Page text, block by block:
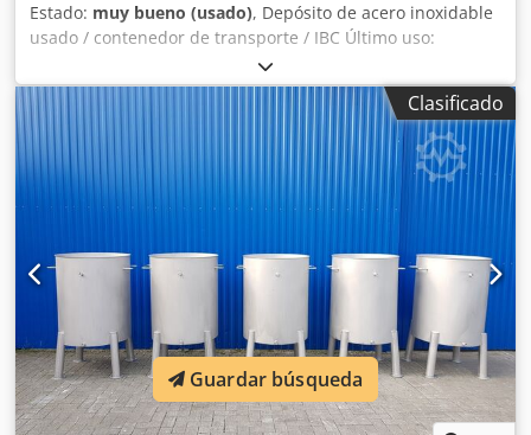
Estado: muy bueno (usado), Depósito de acero inoxidable
usado / contenedor de transporte / IBC Último uso:
químico Número de artículo: 10885 Volumen: 999 litros
Tipo: Vertical en bastidor de apilamiento galvanizado
Material (en contacto con el medio): 1.4301 / AISI304 Boca
de acceso: 400 mm Ejecución: de pared simple Presión de
trabajo según placa de características: -0,6/+3,0 bar
Temperatura de trabajo: 20 °C Dimensiones del tanque:
Ancho total: 1200 mm Longitud total: 1200 mm Altura total:
exteriores: acero galvanizado Equipamiento: Placa de
características: sí Diámetro de salida: 45 mm Válvula de
salida: válvula de bola Codpfjxr Ardjx Aiqerf Distancia de
salida al suelo: 270 mm Válvula de bola en la parte
superior Peso en vacío: 288 kg
Clasificado
Guardar búsqueda